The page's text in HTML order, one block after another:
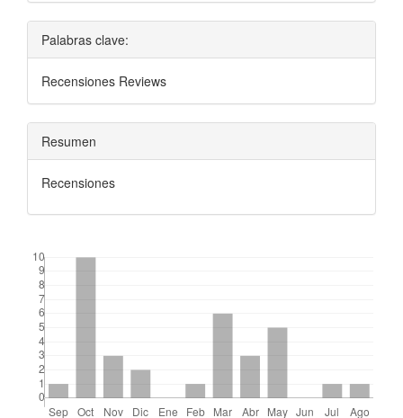
Palabras clave:
Recensiones Reviews
Resumen
Recensiones